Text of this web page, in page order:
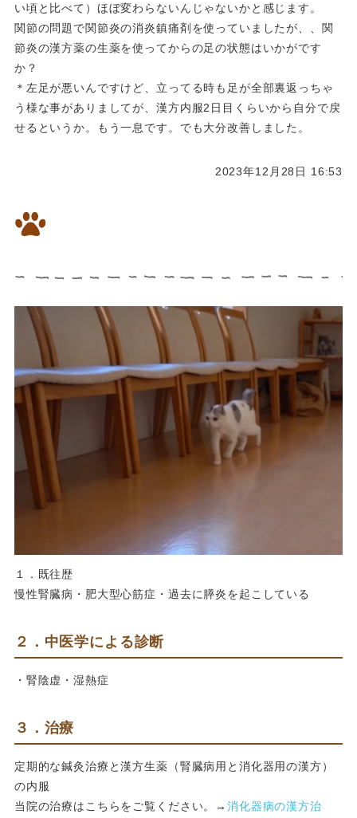
い頃と比べて）ほぼ変わらないんじゃないかと感じます。
関節の問題で関節炎の消炎鎮痛剤を使っていましたが、、関
節炎の漢方薬の生薬を使ってからの足の状態はいかがです
か？
＊左足が悪いんですけど、立ってる時も足が全部裏返っちゃ
う様な事がありましてが、漢方内服2日目くらいから自分で戻
せるというか。もう一息です。でも大分改善しました。
2023年12月28日 16:53
１．既往歴
慢性腎臓病・肥大型心筋症・過去に膵炎を起こしている
２．中医学による診断
・腎陰虚・湿熱症
３．治療
定期的な鍼灸治療と漢方生薬（腎臓病用と消化器用の漢方）
の内服
当院の治療はこちらをご覧ください。→消化器病の漢方治